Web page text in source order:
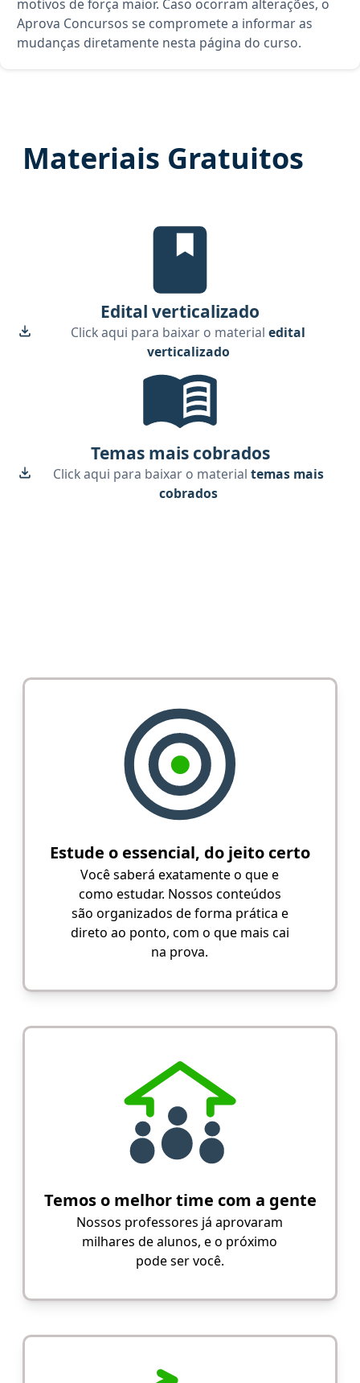
motivos de força maior. Caso ocorram alterações, o
Aprova Concursos se compromete a informar as
mudanças diretamente nesta página do curso.
Materiais Gratuitos
Edital Verticalizado, material
Edital verticalizado
Click aqui para baixar o materialedital
verticalizado
Temas mais cobrados
Click aqui para baixar o material temas mais
cobrados
Estude o essencial, do jeito certo
Você saberá exatamente o que e
como estudar. Nossos conteúdos
são organizados de forma prática e
direto ao ponto, com o que mais cai
na prova.
Temos o melhor time com a gente
Nossos professores já aprovaram
milhares de alunos, e o próximo
pode ser você.